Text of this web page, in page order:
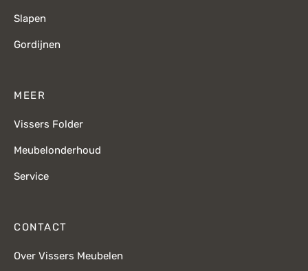
Slapen
Gordijnen
MEER
Vissers Folder
Meubelonderhoud
Service
CONTACT
Over Vissers Meubelen